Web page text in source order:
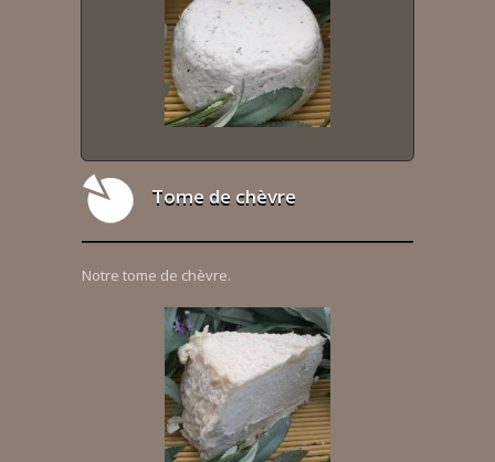
Tome de chèvre
Notre tome de chèvre.